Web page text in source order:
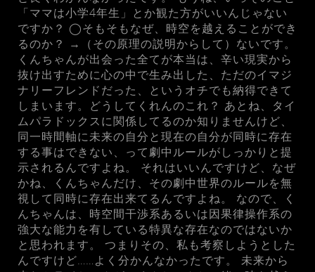
「ママは小学4年生」とか観た方がいいんじゃない
ですか？ ◯そもそもなぜ、時空を越えることができ
るのか？ →（その原理の説明からして）ないです。
くんちゃんが出会った全てが本当は、辛い現実から
抜け出すために心の中で生み出した、ただのイマジ
ナリーフレンドだった、というオチでも納得できて
しまいます。どうしてくれんのこれ？ あとね、タイ
ムパラドックスに関係してるのか知りませんけど、
同一時間軸に未来の自分と現在の自分が同時に存在
する事はできない、って劇中ルールがしっかりと提
示されるんですよね。 それはいいんですけど、なぜ
かね、くんちゃんだけ、その劇中世界のルールを無
視して同時に存在出来てるんですよね。 なので、く
んちゃんは、時空間干渉系あるいは因果律操作系の
強大な能力を有している特異な存在なのではないか
と思われます。 つまりその、私も考察しようとした
んですけど……よく分かんなかったです。 未来から